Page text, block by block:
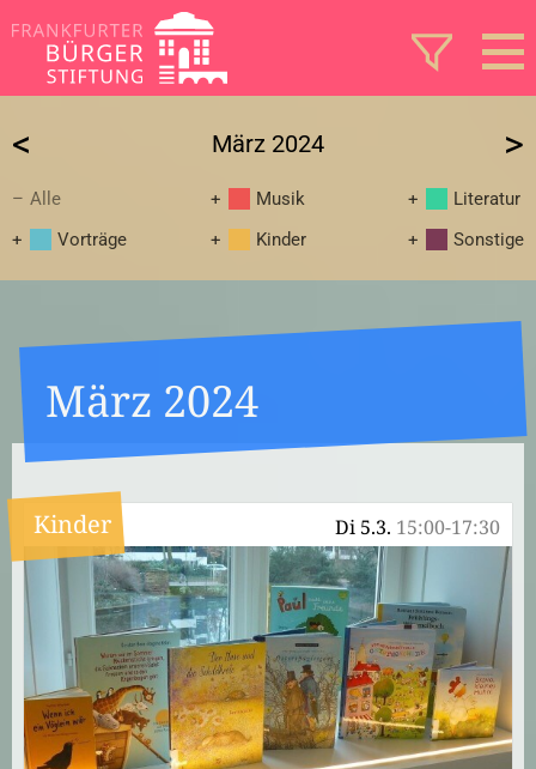
März 2024
< >
Alle Musik
Literatur
Vorträge
Kinder Sonstige
März 2024
Di 5.3. 15:00-17:30
Kinder